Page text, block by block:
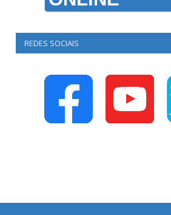
REDES SOCIAIS